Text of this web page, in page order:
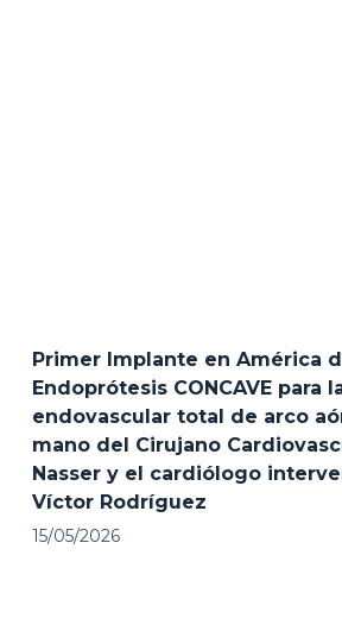
Primer Implante en América
Endoprótesis CONCAVE para
endovascular total de arco
mano del Cirujano
Nasser y el cardiólogo
Víctor Rodríguez
15/05/2026